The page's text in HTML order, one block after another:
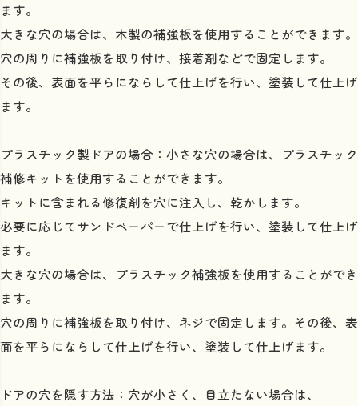
ます。
大きな穴の場合は、木製の補強板を使用することができます。
穴の周りに補強板を取り付け、接着剤などで固定します。
その後、表面を平らにならして仕上げを行い、塗装して仕上げ
ます。
プラスチック製ドアの場合：小さな穴の場合は、プラスチック
補修キットを使用することができます。
キットに含まれる修復剤を穴に注入し、乾かします。
必要に応じてサンドペーパーで仕上げを行い、塗装して仕上げ
ます。
大きな穴の場合は、プラスチック補強板を使用することができ
ます。
穴の周りに補強板を取り付け、ネジで固定します。その後、表
面を平らにならして仕上げを行い、塗装して仕上げます。
ドアの穴を隠す方法：穴が小さく、目立たない場合は、